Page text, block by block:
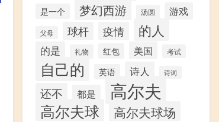
是一个 梦幻西游 汤圆 游戏
父母 球杆 疫情 的人
的是 礼物 红包 美国 考试
自己的 英语 诗人 诗词
还不 都是 高尔夫
高尔夫球 高尔夫球场